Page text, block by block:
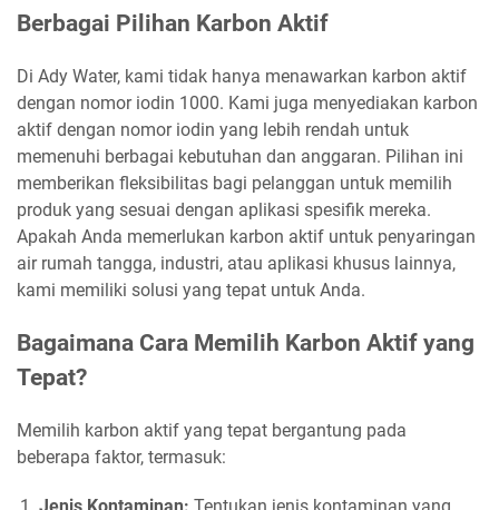
Berbagai Pilihan Karbon Aktif
Di Ady Water, kami tidak hanya menawarkan karbon aktif
dengan nomor iodin 1000. Kami juga menyediakan karbon
aktif dengan nomor iodin yang lebih rendah untuk
memenuhi berbagai kebutuhan dan anggaran. Pilihan ini
memberikan fleksibilitas bagi pelanggan untuk memilih
produk yang sesuai dengan aplikasi spesifik mereka.
Apakah Anda memerlukan karbon aktif untuk penyaringan
air rumah tangga, industri, atau aplikasi khusus lainnya,
kami memiliki solusi yang tepat untuk Anda.
Bagaimana Cara Memilih Karbon Aktif yang
Tepat?
Memilih karbon aktif yang tepat bergantung pada
beberapa faktor, termasuk:
Jenis Kontaminan: Tentukan jenis kontaminan yang